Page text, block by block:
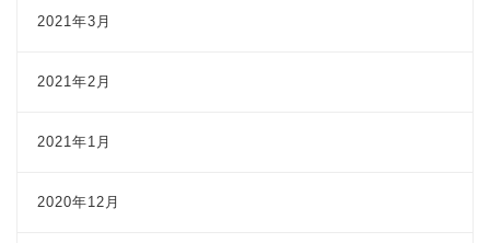
2021年3月
2021年2月
2021年1月
2020年12月